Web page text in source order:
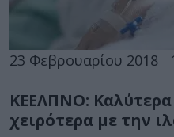
23 Φεβρουαρίου 2018
ΚΕΕΛΠΝΟ:
χειρότερα με την